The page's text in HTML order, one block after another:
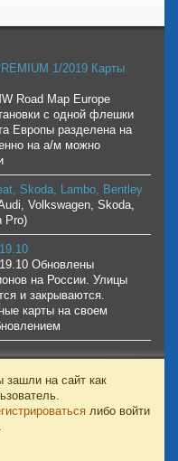
1/2019 Карты
Road Map Europe
с одной флешки
Европы разделена на
на а/м можно
Skoda, Lambo, Bentley
Volkswagen, Skoda,
Pro)
Обновлены
на России. Улицы
и закрываются.
карты на своем
на сайт как
либо войти